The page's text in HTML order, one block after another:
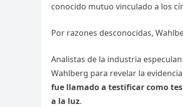
conocido mutuo vinculado a los
Por razones desconocidas,
Analistas de la industria
Wahlberg para revelar la
fue llamado a testificar como
a la luz.